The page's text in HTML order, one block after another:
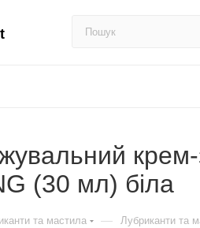
(30 мл) біла
та мастила — Лубриканти та